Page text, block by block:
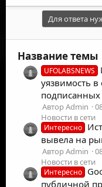
Для ответа
Название темы
UFOLABSNEWS
уязвимость в
Автор Admin
Новости в сети
Интересно
вывела на
Автор Admin
Новости в сети
Интересно
публичной